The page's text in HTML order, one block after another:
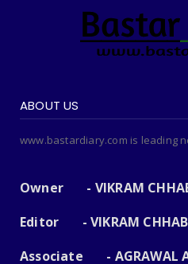
ABOUT US
www.bastardiary.com is leading
Owner - VIKRAM
Editor - VIKRAM
Associate - AGRAWAL